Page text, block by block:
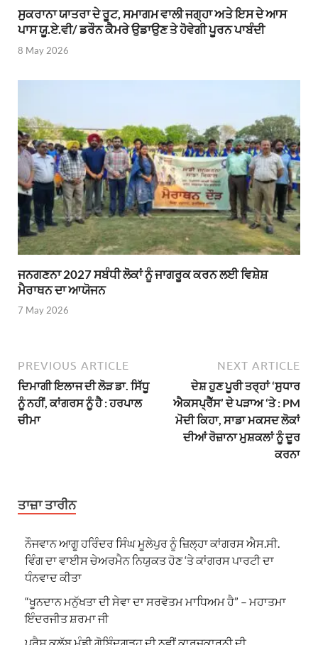
ਸੁਕਰਾਨਾ ਯਾਤਰਾ ਦੇ ਰੂਟ, ਸਮਾਗਮ ਵਾਲੀ ਜਗ੍ਹਾ ਅਤੇ ਇਸ ਦੇ ਆਸ
ਪਾਸ ਯੂ.ਏ.ਵੀ/ ਡਰੌਨ ਕੈਮਰੇ ਉਡਾਉਣ ਤੇ ਹੋਵੇਗੀ ਪੂਰਨ ਪਾਬੰਦੀ
8 May 2026
ਜਨਗਣਨਾ 2027 ਸਬੰਧੀ ਲੋਕਾਂ ਨੂੰ ਜਾਗਰੂਕ ਕਰਨ ਲਈ ਵਿਸ਼ੇਸ਼
ਮੈਰਾਥਨ ਦਾ ਆਯੋਜਨ
7 May 2026
PREVIOUS ARTICLE
ਦਿਮਾਗੀ ਇਲਾਜ ਦੀ ਲੋੜ ਡਾ. ਸਿੱਧੂ
ਨੂੰ ਨਹੀਂ, ਕਾਂਗਰਸ ਨੂੰ ਹੈ : ਹਰਪਾਲ
ਚੀਮਾ
NEXT ARTICLE
ਦੇਸ਼ ਹੁਣ ਪੂਰੀ ਤਰ੍ਹਾਂ ‘ਸੁਧਾਰ
ਐਕਸਪ੍ਰੈੱਸ’ ਦੇ ਪੜਾਅ ‘ਤੇ : PM
ਮੋਦੀ ਕਿਹਾ, ਸਾਡਾ ਮਕਸਦ ਲੋਕਾਂ
ਦੀਆਂ ਰੋਜ਼ਾਨਾ ਮੁਸ਼ਕਲਾਂ ਨੂੰ ਦੂਰ
ਕਰਨਾ
ਤਾਜ਼ਾ ਤਾਰੀਨ
ਨੌਜਵਾਨ ਆਗੂ ਹਰਿੰਦਰ ਸਿੰਘ ਮੂਲੇਪੁਰ ਨੂੰ ਜ਼ਿਲ੍ਹਾ ਕਾਂਗਰਸ ਐਸ.ਸੀ.
ਵਿੰਗ ਦਾ ਵਾਈਸ ਚੇਅਰਮੈਨ ਨਿਯੁਕਤ ਹੋਣ ‘ਤੇ ਕਾਂਗਰਸ ਪਾਰਟੀ ਦਾ
ਧੰਨਵਾਦ ਕੀਤਾ
“ਖੂਨਦਾਨ ਮਨੁੱਖਤਾ ਦੀ ਸੇਵਾ ਦਾ ਸਰਵੋਤਮ ਮਾਧਿਅਮ ਹੈ” – ਮਹਾਤਮਾ
ਇੰਦਰਜੀਤ ਸ਼ਰਮਾ ਜੀ